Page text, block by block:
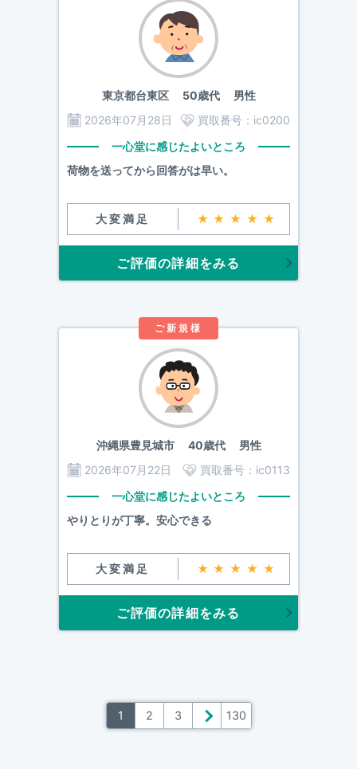
東京都台東区50歳代 男性
2026年07月28日
買取番号： ic0200
一心堂に感じたよいところ
荷物を送ってから回答がは早い。
大変満足 ★★★★★
ご評価の詳細をみる
ご新規様
沖縄県豊見城市40歳代 男性
2026年07月22日
買取番号： ic0113
一心堂に感じたよいところ
やりとりが丁寧。安心できる
大変満足 ★★★★★
ご評価の詳細をみる
1 2 3 ＞ 130